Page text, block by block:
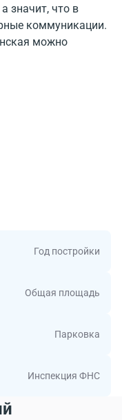
значит, что в
коммуникации.
можно
- 2 этажа.
Посмотрите фото
отображено
10 находится в
Год постройки
Общая площадь
Парковка
Инспекция ФНС